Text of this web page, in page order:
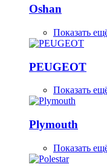
Oshan
Показать
PEUGEOT
Показать
Plymouth
Показать